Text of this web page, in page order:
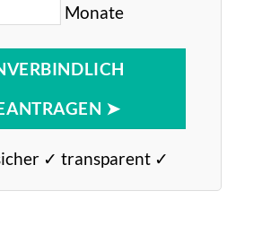
Monate
➤
✓ transparent ✓